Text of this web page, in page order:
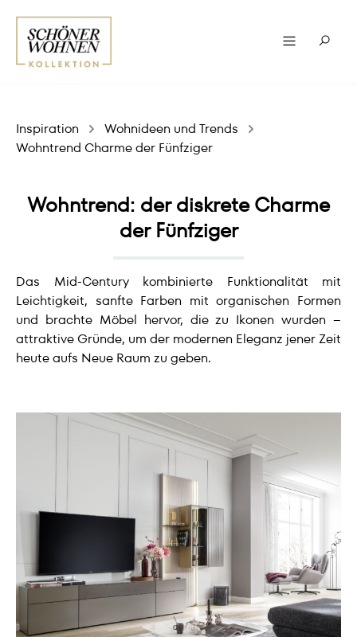
Inspiration
Wohnideen und Trends
Wohntrend Charme der Fünfziger
Wohntrend: der diskrete Charme
der Fünfziger
Das Mid-Century kombinierte Funktionalität mit
Leichtigkeit, sanfte Farben mit organischen Formen
und brachte Möbel hervor, die zu Ikonen wurden –
attraktive Gründe, um der modernen Eleganz jener Zeit
heute aufs Neue Raum zu geben.